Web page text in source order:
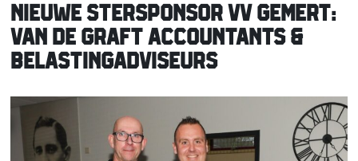
NIEUWE STERSPONSOR VV GEMERT:
VAN DE GRAFT ACCOUNTANTS &
BELASTINGADVISEURS